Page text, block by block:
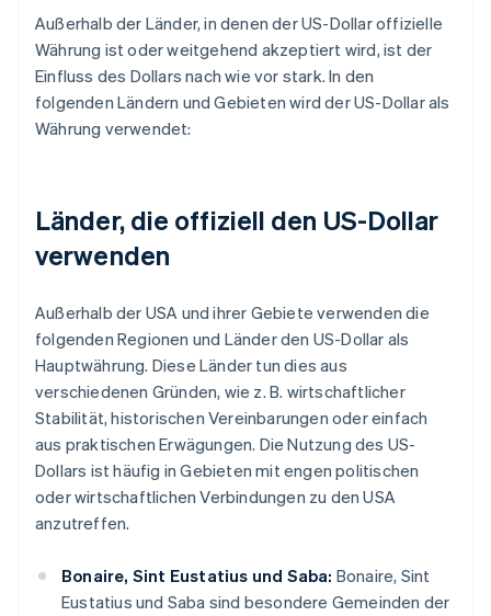
Außerhalb der Länder, in denen der US-Dollar offizielle
Währung ist oder weitgehend akzeptiert wird, ist der
Einfluss des Dollars nach wie vor stark. In den
folgenden Ländern und Gebieten wird der US-Dollar als
Währung verwendet:
Länder, die offiziell den US-Dollar
verwenden
Außerhalb der USA und ihrer Gebiete verwenden die
folgenden Regionen und Länder den US-Dollar als
Hauptwährung. Diese Länder tun dies aus
verschiedenen Gründen, wie z. B. wirtschaftlicher
Stabilität, historischen Vereinbarungen oder einfach
aus praktischen Erwägungen. Die Nutzung des US-
Dollars ist häufig in Gebieten mit engen politischen
oder wirtschaftlichen Verbindungen zu den USA
anzutreffen.
Bonaire, Sint Eustatius und Saba: Bonaire, Sint
Eustatius und Saba sind besondere Gemeinden der